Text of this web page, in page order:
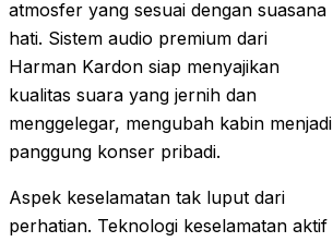
atmosfer yang sesuai dengan suasana
hati. Sistem audio premium dari
Harman Kardon siap menyajikan
kualitas suara yang jernih dan
menggelegar, mengubah kabin menjadi
panggung konser pribadi.
Aspek keselamatan tak luput dari
perhatian. Teknologi keselamatan aktif